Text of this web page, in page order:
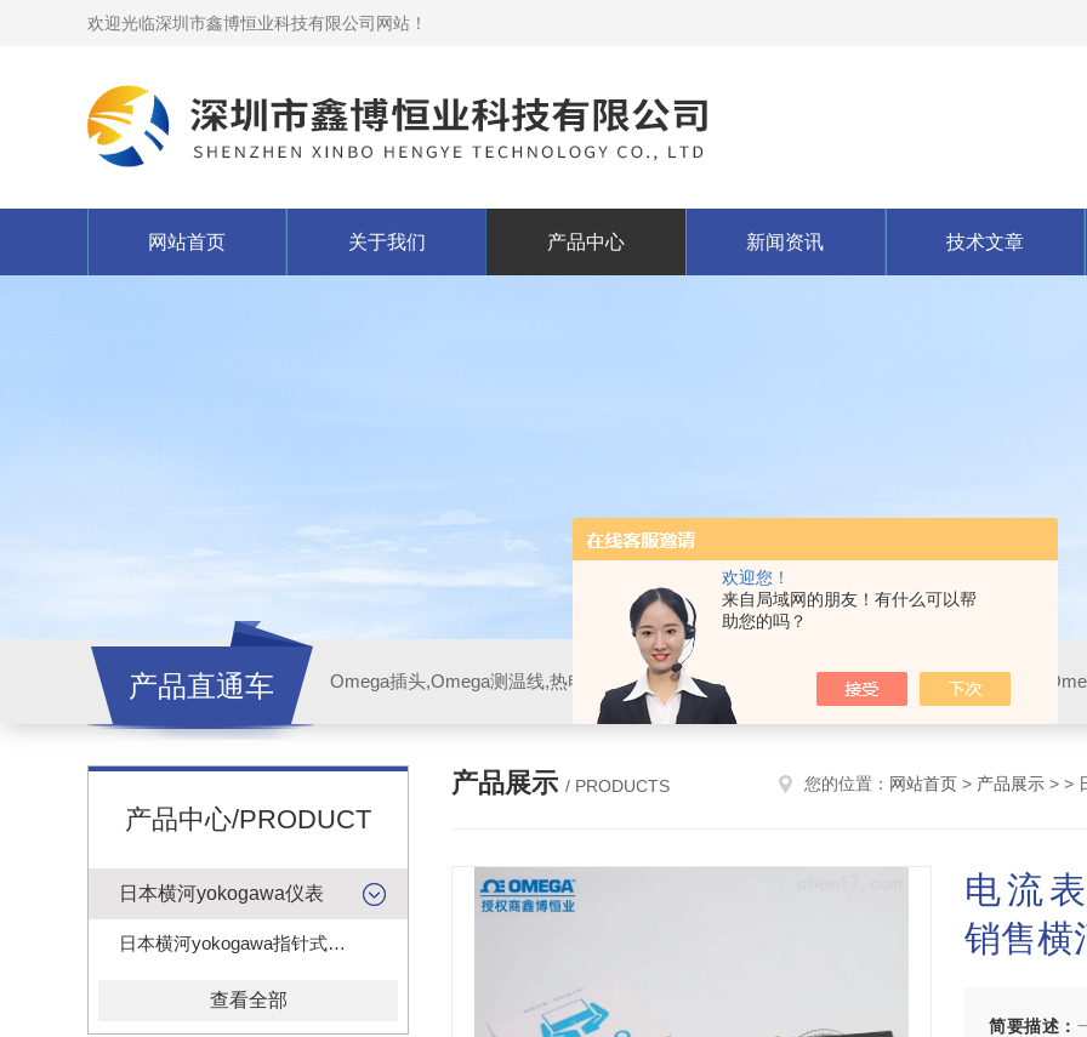
欢迎您！
来自局域网的朋友！有什么可以帮
助您的吗？
欢迎光临深圳市鑫博恒业科技有限公司网站！
网站首页 关于我们 产品中心 新闻资讯 技术文章
产品直通车
产品中心/PRODUCT
日本横河yokogawa仪表
日本横河yokogawa指针式电压电流表头
查看全部
产品展示 / PRODUCTS 您的位置： 网站首页 > 产品展示 > >
电流
销售横
简要描述：